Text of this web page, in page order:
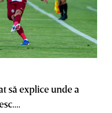
să explice unde a